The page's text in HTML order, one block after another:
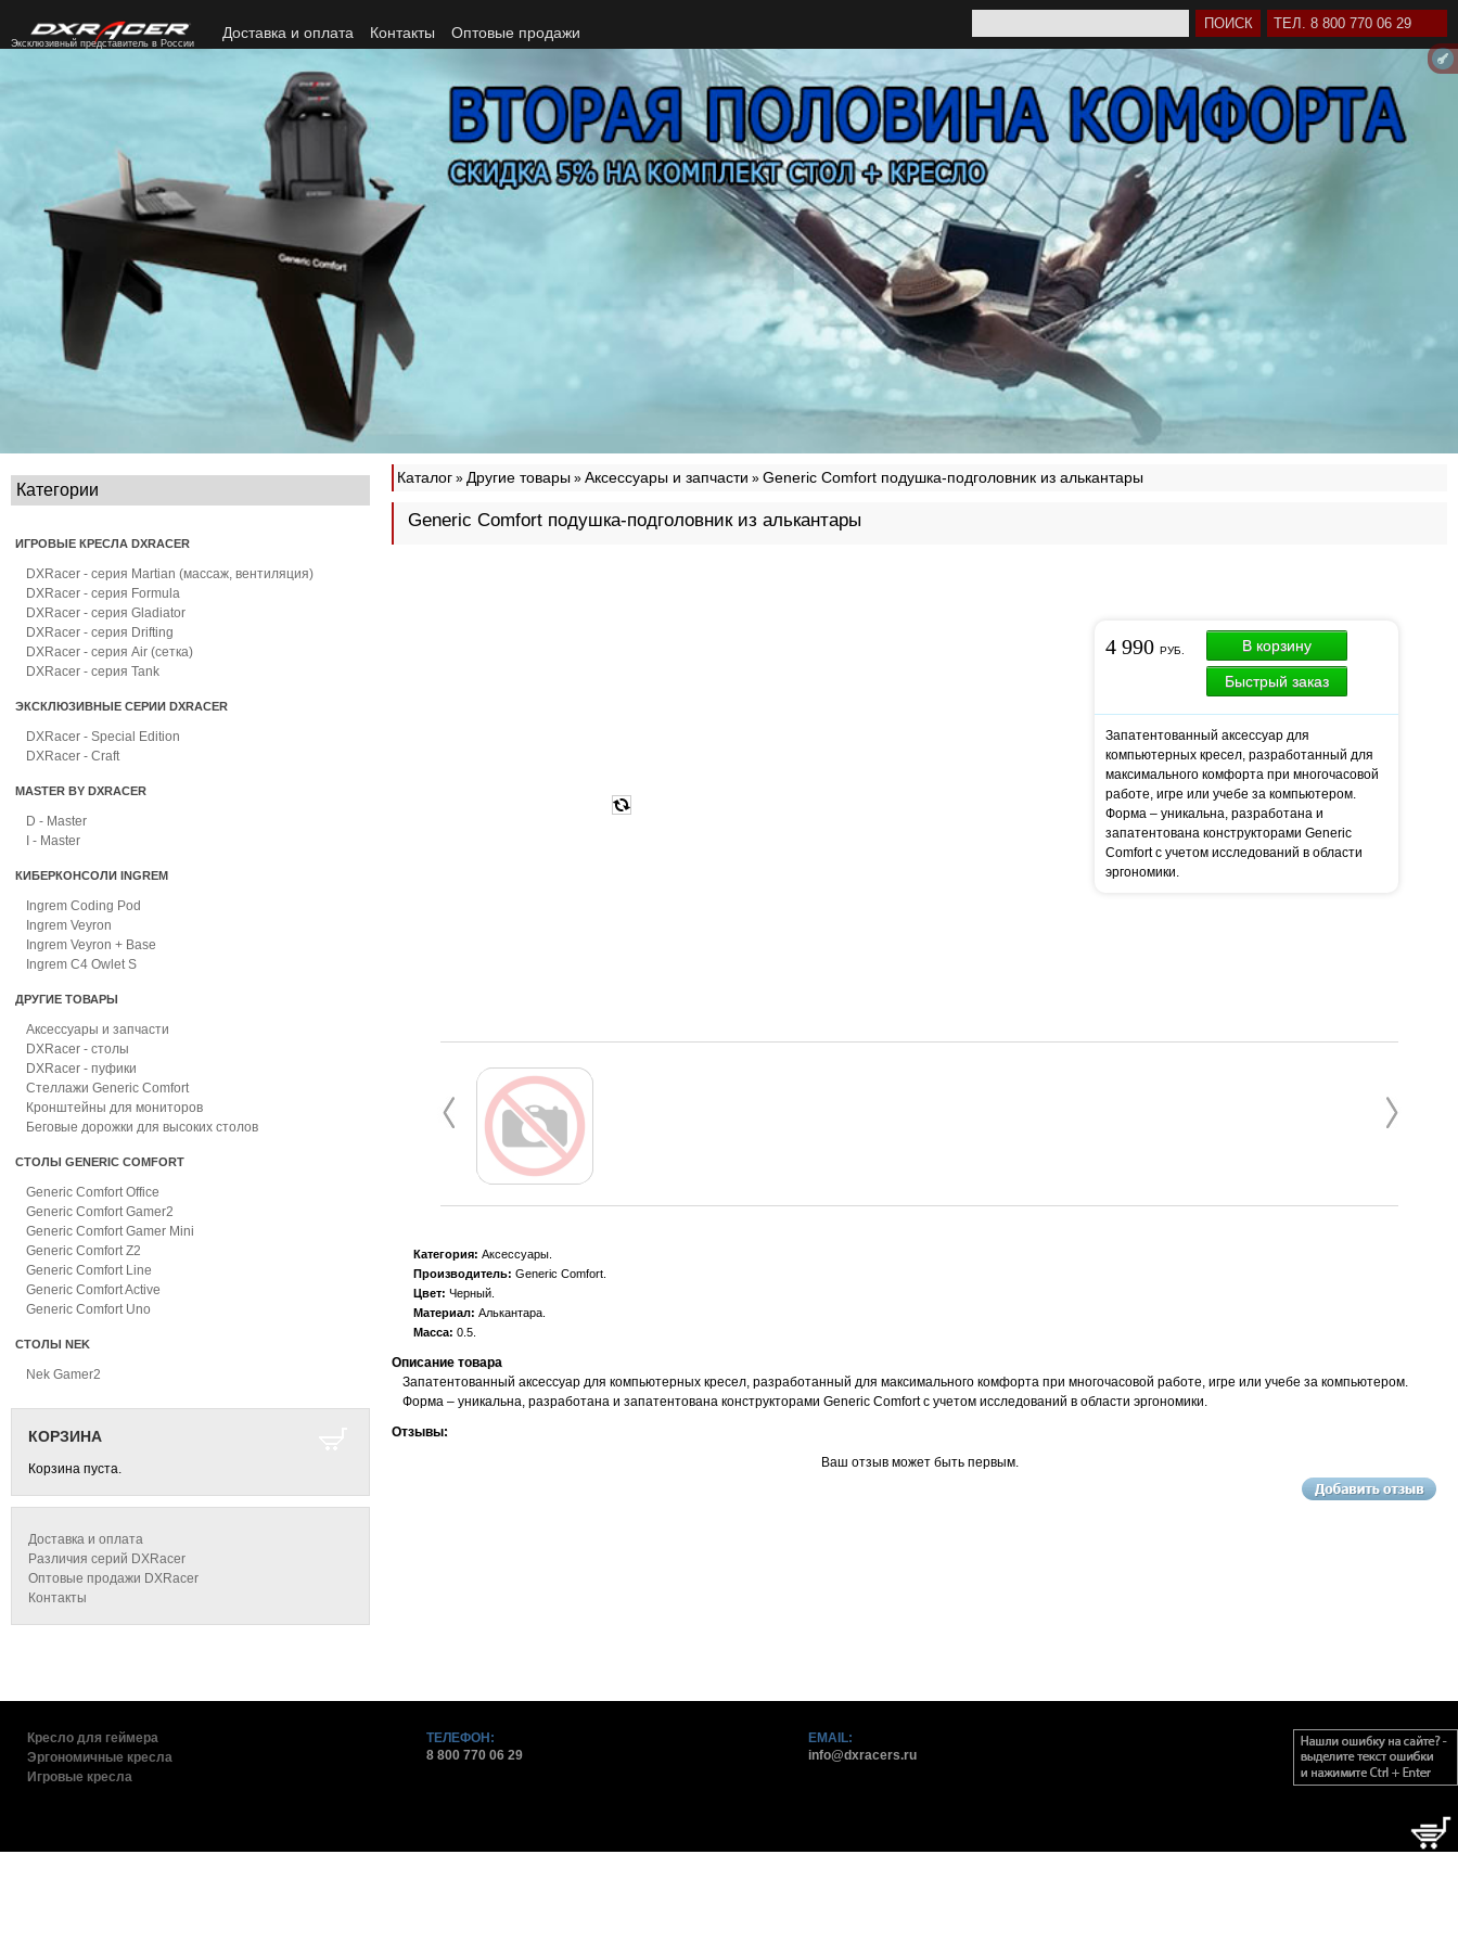
ТЕЛ. 8 800 770 06 29
Эксклюзивный представитель в России
Доставка и оплата Контакты Оптовые продажи
Категории
ИГРОВЫЕ КРЕСЛА DXRACER
DXRacer - серия Martian (массаж, вентиляция)
DXRacer - серия Formula
DXRacer - серия Gladiator
DXRacer - серия Drifting
DXRacer - серия Air (сетка)
DXRacer - серия Tank
ЭКСКЛЮЗИВНЫЕ СЕРИИ DXRACER
DXRacer - Special Edition
DXRacer - Craft
MASTER BY DXRACER
D - Master
I - Master
КИБЕРКОНСОЛИ INGREM
Ingrem Coding Pod
Ingrem Veyron
Ingrem Veyron + Base
Ingrem C4 Owlet S
ДРУГИЕ ТОВАРЫ
Аксессуары и запчасти
DXRacer - столы
DXRacer - пуфики
Стеллажи Generic Comfort
Кронштейны для мониторов
Беговые дорожки для высоких столов
СТОЛЫ GENERIC COMFORT
Generic Comfort Office
Generic Comfort Gamer2
Generic Comfort Gamer Mini
Generic Comfort Z2
Generic Comfort Line
Generic Comfort Active
Generic Comfort Uno
СТОЛЫ NEK
Nek Gamer2
КОРЗИНА
Корзина пуста.
Доставка и оплата
Различия серий DXRacer
Оптовые продажи DXRacer
Контакты
Каталог » Другие товары » Аксессуары и запчасти » Generic Comfort подушка-подголовник из алькантары
Generic Comfort подушка-подголовник из алькантары
4 990 РУБ. В корзину
Быстрый заказ
Запатентованный аксессуар для
компьютерных кресел, разработанный для
максимального комфорта при многочасовой
работе, игре или учебе за компьютером.
Форма – уникальна, разработана и
запатентована конструкторами Generic
Comfort с учетом исследований в области
эргономики.
Категория: Аксессуары
Производитель: Generic Comfort
Цвет: Черный
Материал: Алькантара
Масса: 0.5
Описание товара
Запатентованный аксессуар для компьютерных кресел, разработанный для максимального комфорта при многочасовой работе, игре или учебе за компьютером.
Форма – уникальна, разработана и запатентована конструкторами Generic Comfort с учетом исследований в области эргономики.
Отзывы:
Ваш отзыв может быть первым.
Кресло для геймера
Эргономичные кресла
Игровые кресла
ТЕЛЕФОН:
8 800 770 06 29
EMAIL:
info@dxracers.ru